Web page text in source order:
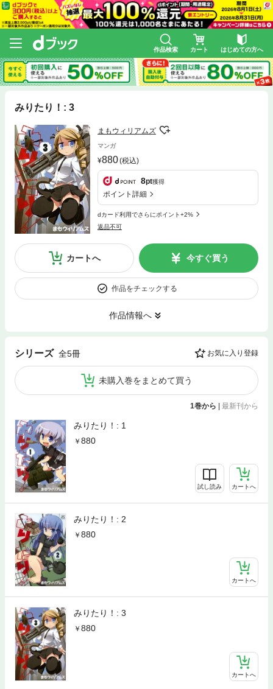
作品検索 カート はじめての方へ
みりたり！: 3
まもウィリアムズ
マンガ
880(税込)
8pt獲得
ポイント詳細
dカード利用でさらにポイント+2%
返品不可
カートへ 今すぐ買う
作品をチェックする
作品情報へ
シリーズ 全5冊 お気に入り登録
未購入巻をまとめて買う
1巻から | 最新刊から
みりたり！: 1
880
試し読み カートへ
みりたり！: 2
880
カートへ
みりたり！: 3
880
カートへ